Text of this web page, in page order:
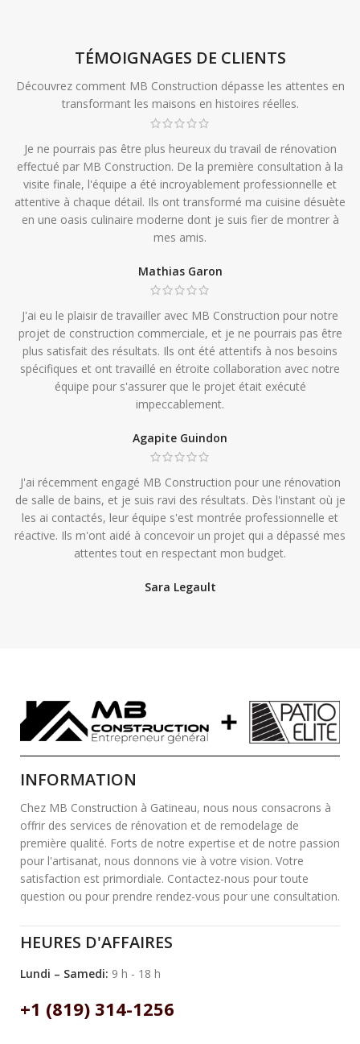
TÉMOIGNAGES DE CLIENTS
Découvrez comment MB Construction dépasse les attentes en
transformant les maisons en histoires réelles.
Je ne pourrais pas être plus heureux du travail de rénovation
effectué par MB Construction. De la première consultation à la
visite finale, l'équipe a été incroyablement professionnelle et
attentive à chaque détail. Ils ont transformé ma cuisine désuète
en une oasis culinaire moderne dont je suis fier de montrer à
mes amis.
Mathias Garon
J'ai eu le plaisir de travailler avec MB Construction pour notre
projet de construction commerciale, et je ne pourrais pas être
plus satisfait des résultats. Ils ont été attentifs à nos besoins
spécifiques et ont travaillé en étroite collaboration avec notre
équipe pour s'assurer que le projet était exécuté
impeccablement.
Agapite Guindon
J'ai récemment engagé MB Construction pour une rénovation
de salle de bains, et je suis ravi des résultats. Dès l'instant où je
les ai contactés, leur équipe s'est montrée professionnelle et
réactive. Ils m'ont aidé à concevoir un projet qui a dépassé mes
attentes tout en respectant mon budget.
Sara Legault
INFORMATION
Chez MB Construction à Gatineau, nous nous consacrons à
offrir des services de rénovation et de remodelage de
première qualité. Forts de notre expertise et de notre passion
pour l'artisanat, nous donnons vie à votre vision. Votre
satisfaction est primordiale. Contactez-nous pour toute
question ou pour prendre rendez-vous pour une consultation.
HEURES D'AFFAIRES
Lundi – Samedi: 9 h - 18 h
+1 (819) 314-1256